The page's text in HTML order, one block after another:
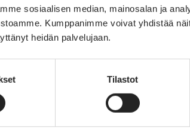
sosiaalisen median, mainosalan ja
Kumppanimme voivat yhdistää
heidän palvelujaan.
Tilastot
Safeplast
Purjeneulomo
Ahlstrom Oyj